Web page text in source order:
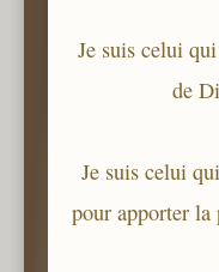
Je suis celui
de
Je suis celui
pour apporter la